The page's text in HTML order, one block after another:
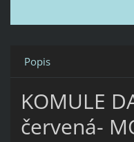
Popis
KOMULE
červená-